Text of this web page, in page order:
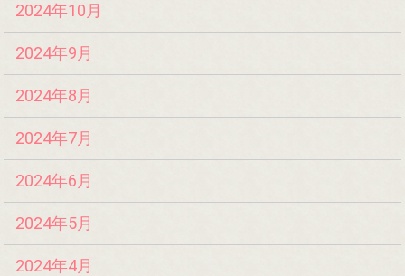
2024年10月
2024年9月
2024年8月
2024年7月
2024年6月
2024年5月
2024年4月